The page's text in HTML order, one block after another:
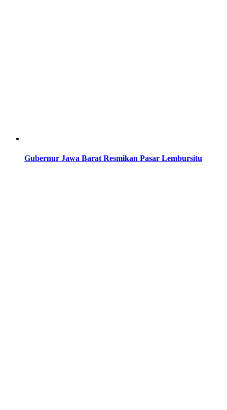
Gubernur Jawa Barat Resmikan Pasar Lembursitu